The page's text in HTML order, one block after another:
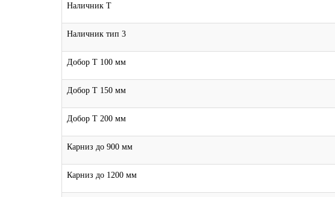
Наличник Т
Наличник тип 3
Добор Т 100 мм
Добор Т 150 мм
Добор Т 200 мм
Карниз до 900 мм
Карниз до 1200 мм